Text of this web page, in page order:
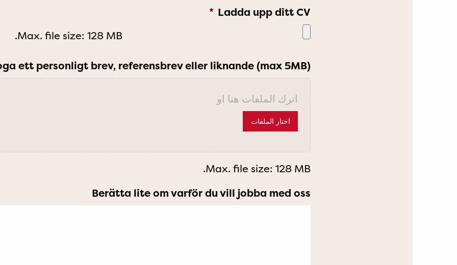
Ladda upp ditt CV
*
Max. file size: 128 MB.
ett personligt brev, referensbrev eller liknande (max 5MB)
اترك الملفات هنا او
اختار الملفات
Max. file size: 128 MB.
Berätta lite om varför du vill jobba med oss